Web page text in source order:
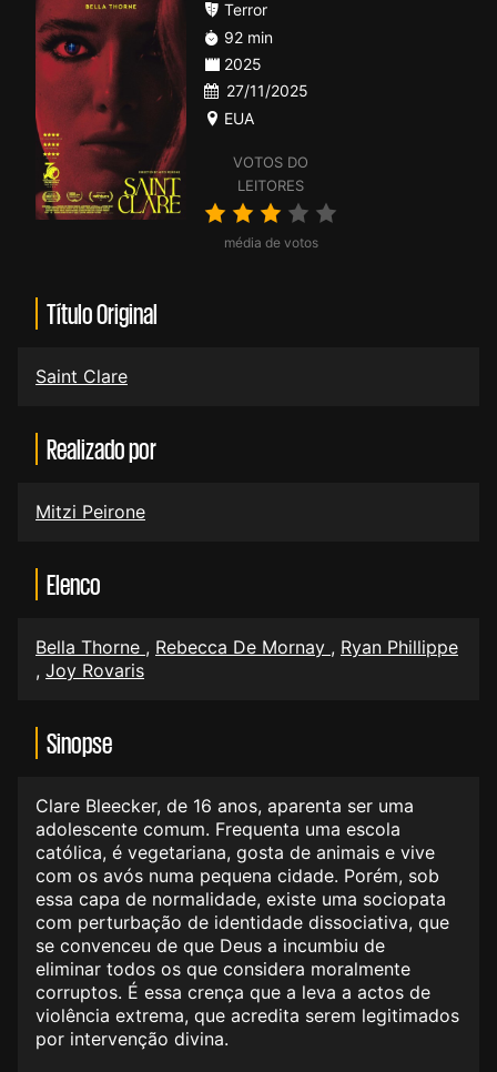
VOTOS DO
LEITORES
média de votos
Terror
92 min
2025
27/11/2025
EUA
Título Original
Saint Clare
Realizado por
Mitzi Peirone
Elenco
Bella Thorne , Rebecca De Mornay , Ryan Phillippe
, Joy Rovaris
Sinopse
Clare Bleecker, de 16 anos, aparenta ser uma
adolescente comum. Frequenta uma escola
católica, é vegetariana, gosta de animais e vive
com os avós numa pequena cidade. Porém, sob
essa capa de normalidade, existe uma sociopata
com perturbação de identidade dissociativa, que
se convenceu de que Deus a incumbiu de
eliminar todos os que considera moralmente
corruptos. É essa crença que a leva a actos de
violência extrema, que acredita serem legitimados
por intervenção divina.